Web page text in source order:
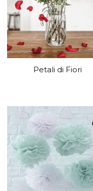
Petali di Fiori